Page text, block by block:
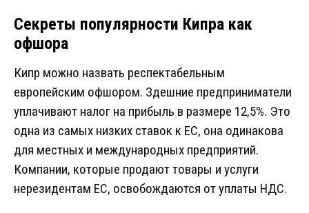
Секреты популярности Кипра как
офшора
Кипр можно назвать респектабельным
европейским офшором. Здешние предприниматели
уплачивают налог на прибыль в размере 12,5%. Это
одна из самых низких ставок к ЕС, она одинакова
для местных и международных предприятий.
Компании, которые продают товары и услуги
нерезидентам ЕС, освобождаются от уплаты НДС.